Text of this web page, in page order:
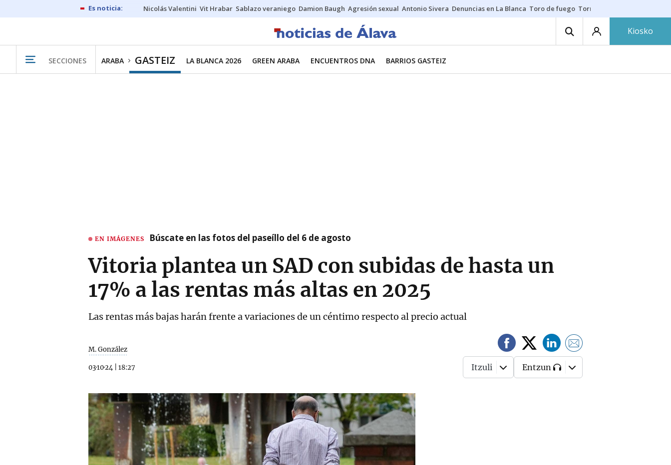
Nicolás Valentini Vit Hrabar Sablazo veraniego Damion Baugh Agresión sexual Antonio Sivera Denuncias en La Blanca Toro de fuego Tornike Shengelia
Kiosko
SECCIONES ARABA GASTEIZ LA BLANCA 2026 GREEN ARABA ENCUENTROS DNA BARRIOS GASTEIZ
EN IMÁGENES Búscate en las fotos del paseíllo del 6 de agosto
Vitoria plantea un SAD con subidas de hasta un
17% a las rentas más altas en 2025
Las rentas más bajas harán frente a variaciones de un céntimo respecto al precio actual
M. González
03·10·24 18:27 Itzuli Entzun